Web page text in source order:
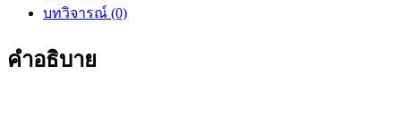
บทวิจารณ์ (0)
คำอธิบาย